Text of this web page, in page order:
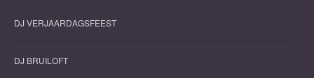
DJ VERJAARDAGSFEEST
DJ BRUILOFT